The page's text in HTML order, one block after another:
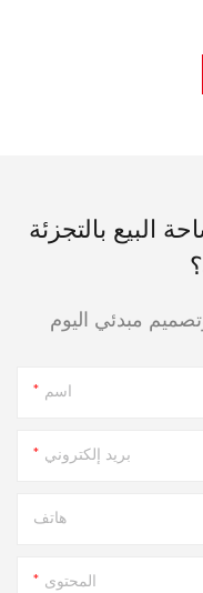
البيع بالتجزئة
اسم
بريد إلكتروني
هاتف
المحتوى